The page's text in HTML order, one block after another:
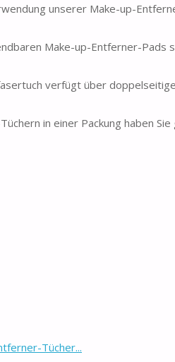
unserer Make-up-
Make-up-Entferner-Pads
verfügt über
in einer Packung haben
Tücher...